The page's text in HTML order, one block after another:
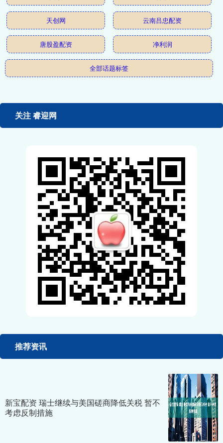
天创网 云南吕忠配资
唐股盈配资 净利润
全部话题标签
关注 睿迎网
推荐资讯
新宝配资 瑞士继续与美国磋商降低关税 暂不
考虑反制措施